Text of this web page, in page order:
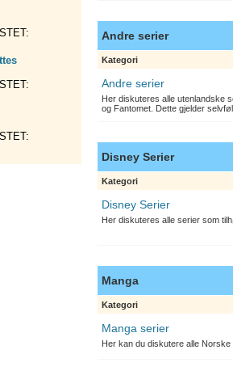
Andre serier
Kategori
Andre serier
Her diskuteres alle utenlandske
og Fantomet. Dette gjelder
Disney Serier
Kategori
Disney Serier
Her diskuteres alle serier som
Manga
Kategori
Manga serier
Her kan du diskutere alle Norske